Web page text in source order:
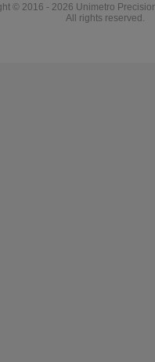
© 2016 - 2026 Unimetro
All rights reserved.